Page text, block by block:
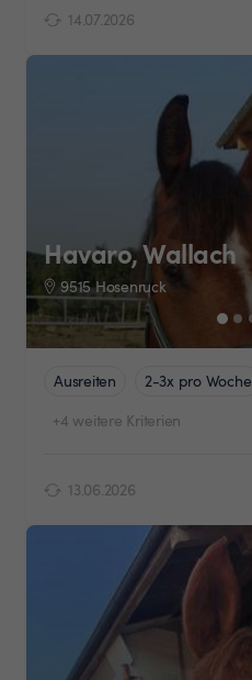
14.07.2026
Havaro, Wallach
9515 Hosenruck
Ausreiten 2-3x pro Woche
+4 weitere Kriterien
13.06.2026